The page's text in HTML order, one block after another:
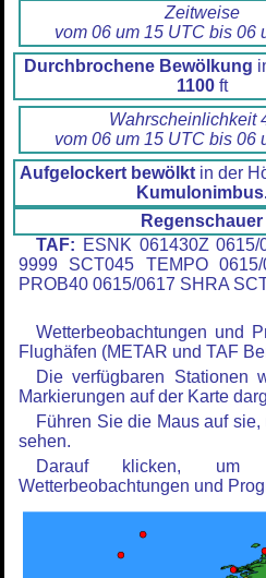
Zeitweise
vom 06 um 15 UTC bis 06
Durchbrochene Bewölkung
1100ft
Wahrscheinlichkeit
vom 06 um 15 UTC bis 06
Aufgelockert bewölkt in der
Regenschauer
TAF: ESNK 061430Z 0615/
9999 SCT045 TEMPO 0615/
PROB40 0615/0617 SHRA
Wetterbeobachtungen und
Flughäfen (METAR und TAF
Die verfügbaren Stationen
Markierungen auf der Karte
Führen Sie die Maus auf
sehen.
Darauf klicken, um
Wetterbeobachtungen und